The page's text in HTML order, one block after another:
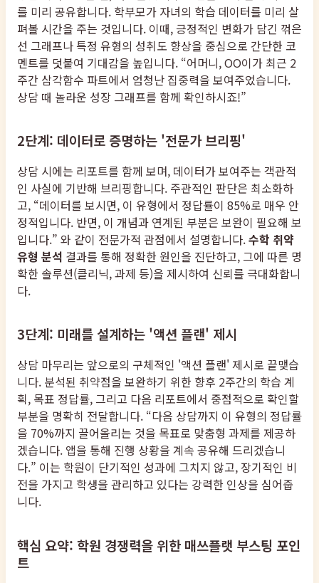
를 미리 공유합니다. 학부모가 자녀의 학습 데이터를 미리 살
펴볼 시간을 주는 것입니다. 이때, 긍정적인 변화가 담긴 꺾은
선 그래프나 특정 유형의 성취도 향상을 중심으로 간단한 코
멘트를 덧붙여 기대감을 높입니다. “어머니, OO이가 최근 2
주간 삼각함수 파트에서 엄청난 집중력을 보여주었습니다.
상담 때 놀라운 성장 그래프를 함께 확인하시죠!”
2단계: 데이터로 증명하는 '전문가 브리핑'
상담 시에는 리포트를 함께 보며, 데이터가 보여주는 객관적
인 사실에 기반해 브리핑합니다. 주관적인 판단은 최소화하
고, “데이터를 보시면, 이 유형에서 정답률이 85%로 매우 안
정적입니다. 반면, 이 개념과 연계된 부분은 보완이 필요해 보
입니다.” 와 같이 전문가적 관점에서 설명합니다.수학 취약
유형 분석 결과를 통해 정확한 원인을 진단하고, 그에 따른 명
확한 솔루션(클리닉, 과제 등)을 제시하여 신뢰를 극대화합니
다.
3단계: 미래를 설계하는 '액션 플랜' 제시
상담 마무리는 앞으로의 구체적인 '액션 플랜' 제시로 끝맺습
니다. 분석된 취약점을 보완하기 위한 향후 2주간의 학습 계
획, 목표 정답률, 그리고 다음 리포트에서 중점적으로 확인할
부분을 명확히 전달합니다. “다음 상담까지 이 유형의 정답률
을 70%까지 끌어올리는 것을 목표로 맞춤형 과제를 제공하
겠습니다. 앱을 통해 진행 상황을 계속 공유해 드리겠습니
다.” 이는 학원이 단기적인 성과에 그치지 않고, 장기적인 비
전을 가지고 학생을 관리하고 있다는 강력한 인상을 심어줍
니다.
핵심 요약: 학원 경쟁력을 위한 매쓰플랫 부스팅 포인
트